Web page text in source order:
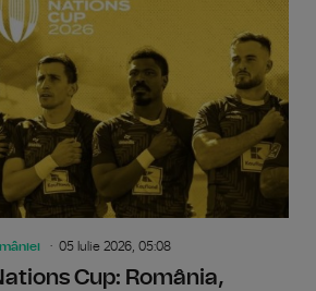
05 Iulie 2026, 05:08
Cup: România,